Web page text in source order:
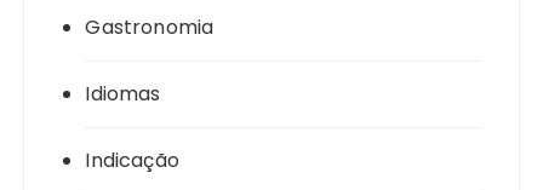
Gastronomia
Idiomas
Indicação